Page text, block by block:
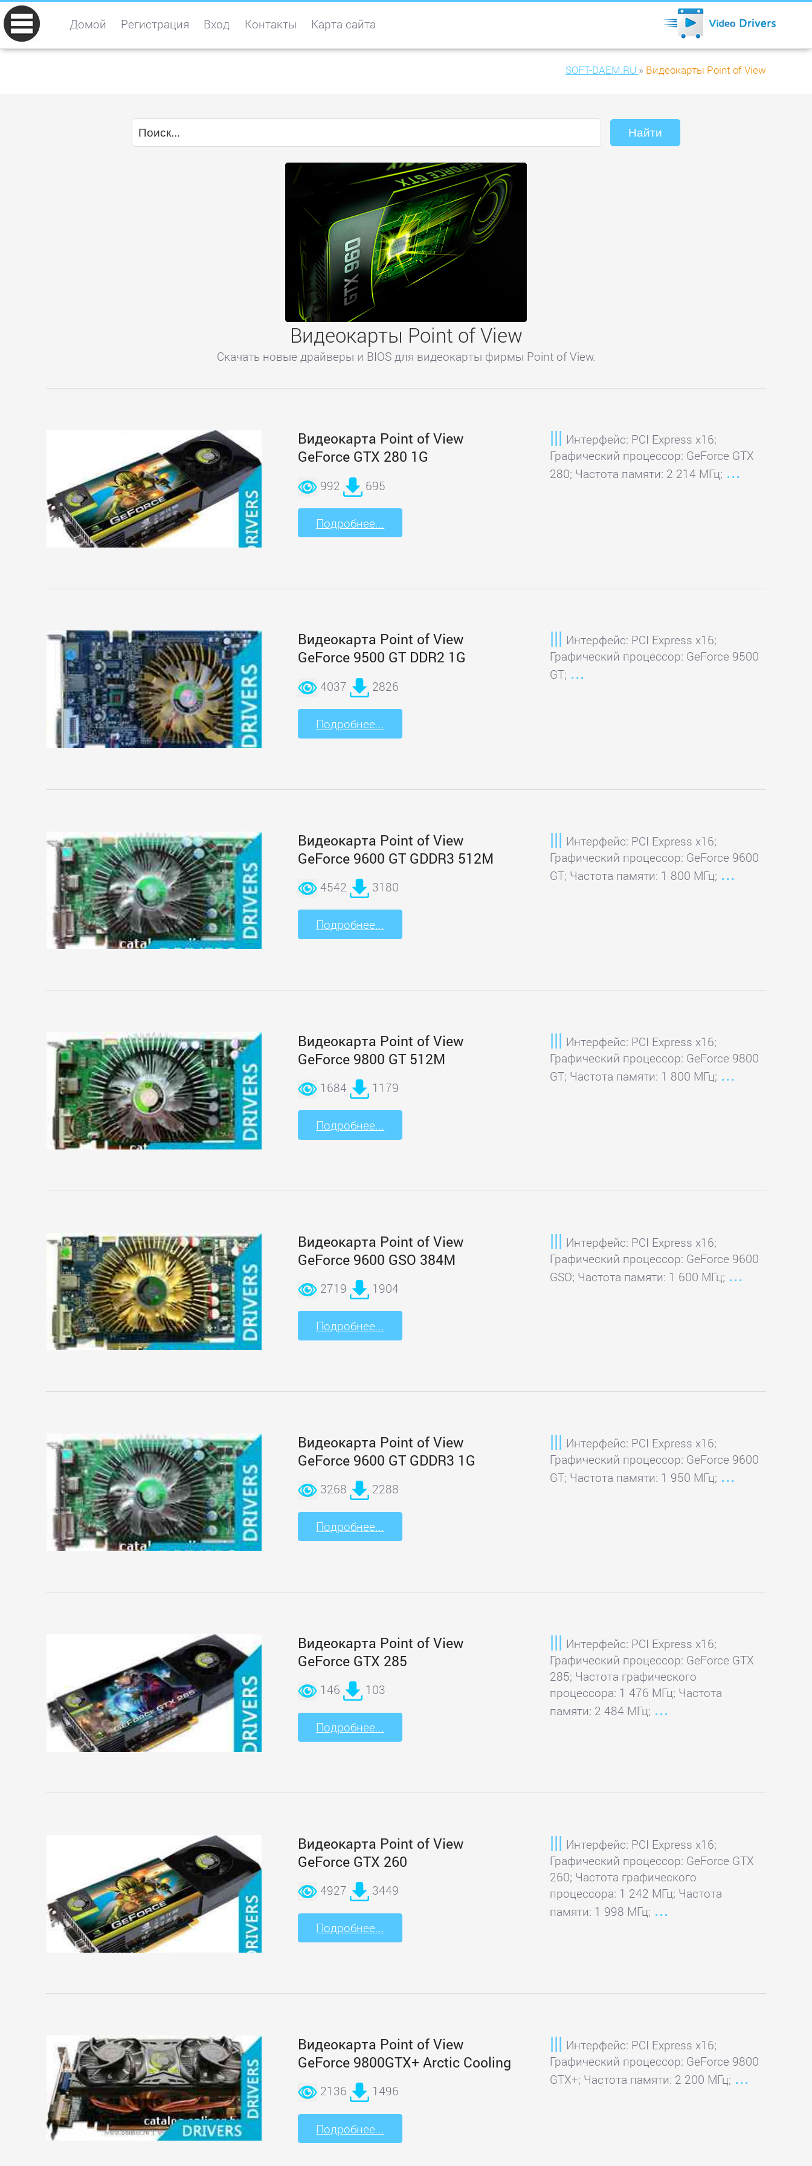
Домой Регистрация Вход Контакты Карта сайта
SOFT-DAEM.RU » Видеокарты Point of View
Видеокарты Point of View
Скачать новые драйверы и BIOS для видеокарты фирмы Point of View.
Видеокарта Point of View
GeForce GTX 280 1G
992 695
Подробнее...
Интерфейс: PCI Express x16;
Графический процессор: GeForce GTX
280; Частота памяти: 2 214 МГц;
Видеокарта Point of View
GeForce 9500 GT DDR2 1G
4037 2826
Подробнее...
Интерфейс: PCI Express x16;
Графический процессор: GeForce 9500
GT;
Видеокарта Point of View
GeForce 9600 GT GDDR3 512M
4542 3180
Подробнее...
Интерфейс: PCI Express x16;
Графический процессор: GeForce 9600
GT; Частота памяти: 1 800 МГц;
Видеокарта Point of View
GeForce 9800 GT 512M
1684 1179
Подробнее...
Интерфейс: PCI Express x16;
Графический процессор: GeForce 9800
GT; Частота памяти: 1 800 МГц;
Видеокарта Point of View
GeForce 9600 GSO 384M
2719 1904
Подробнее...
Интерфейс: PCI Express x16;
Графический процессор: GeForce 9600
GSO; Частота памяти: 1 600 МГц;
Видеокарта Point of View
GeForce 9600 GT GDDR3 1G
3268 2288
Подробнее...
Интерфейс: PCI Express x16;
Графический процессор: GeForce 9600
GT; Частота памяти: 1 950 МГц;
Видеокарта Point of View
GeForce GTX 285
146 103
Подробнее...
Интерфейс: PCI Express x16;
Графический процессор: GeForce GTX
285; Частота графического
процессора: 1 476 МГц; Частота
памяти: 2 484 МГц;
Видеокарта Point of View
GeForce GTX 260
4927 3449
Подробнее...
Интерфейс: PCI Express x16;
Графический процессор: GeForce GTX
260; Частота графического
процессора: 1 242 МГц; Частота
памяти: 1 998 МГц;
Видеокарта Point of View
GeForce 9800GТX+ Arctic Cooling
2136 1496
Подробнее...
Интерфейс: PCI Express x16;
Графический процессор: GeForce 9800
GTX+; Частота памяти: 2 200 МГц;
Главная
Контакты
ВИДЕОКАРТЫ
EliteGroup
Force3D
Gigabyte
Jetway
Leadtek
Pegatron
SPARKLE
VTX3D
ZOTAC
A4Tech
Cmedia
Creative